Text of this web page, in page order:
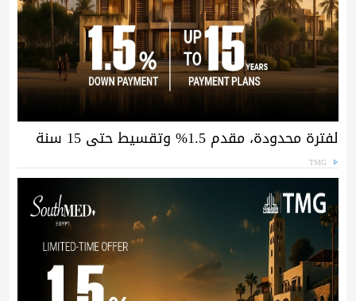
لفترة محدودة، مقدم 1.5% وتقسيط حتى 15 سنة
TMG